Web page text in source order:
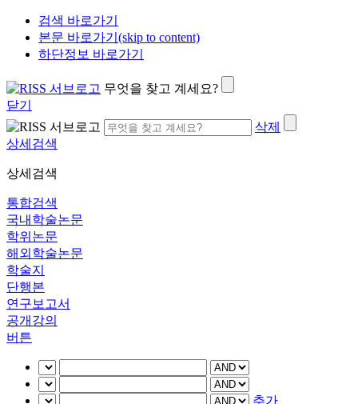
검색 바로가기
본문 바로가기(skip to content)
하단정보 바로가기
무엇을 찾고 계세요?
닫기
삭제
상세검색
상세검색
통합검색
국내학술논문
학위논문
해외학술논문
학술지
단행본
연구보고서
공개강의
버튼
추가